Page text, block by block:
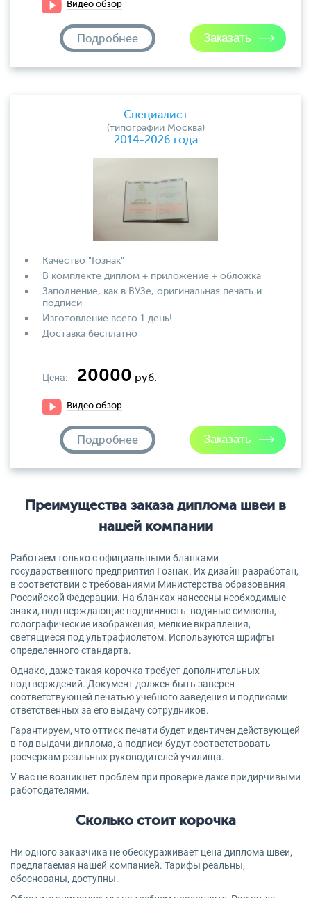
Видео обзор
Подробнее
Специалист
(типографии Москва)
2014-2026 года
Качество "Гознак"
В комплекте диплом + приложение + обложка
Заполнение, как в ВУЗе, оригинальная печать и
подписи
Изготовление всего 1 день!
Доставка бесплатно
Цена: 20000 руб.
Видео обзор
Подробнее
Преимущества заказа диплома швеи в
нашей компании
Работаем только с официальными бланками
государственного предприятия Гознак. Их дизайн разработан,
в соответствии с требованиями Министерства образования
Российской Федерации. На бланках нанесены необходимые
знаки, подтверждающие подлинность: водяные символы,
голографические изображения, мелкие вкрапления,
светящиеся под ультрафиолетом. Используются шрифты
определенного стандарта.
Однако, даже такая корочка требует дополнительных
подтверждений. Документ должен быть заверен
соответствующей печатью учебного заведения и подписями
ответственных за его выдачу сотрудников.
Гарантируем, что оттиск печати будет идентичен действующей
в год выдачи диплома, а подписи будут соответствовать
росчеркам реальных руководителей училища.
У вас не возникнет проблем при проверке даже придирчивыми
работодателями.
Сколько стоит корочка
Ни одного заказчика не обескураживает цена диплома швеи,
предлагаемая нашей компанией. Тарифы реальны,
обоснованы, доступны.